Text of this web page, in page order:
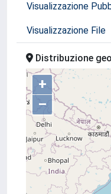
Visualizzazione
Visualizzazione File
Distribuzione
+
–